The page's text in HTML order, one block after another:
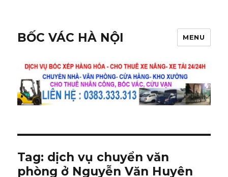
BỐC VÁC HÀ NỘI MENU
Tag: dịch vụ chuyển văn
phòng ở Nguyễn Văn Huyên